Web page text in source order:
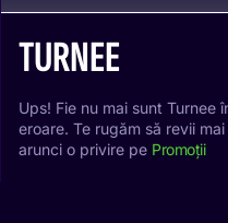
TURNEE
Ups! Fie nu mai sunt Turnee
eroare. Te rugăm să revii
arunci o privire pe Promoții